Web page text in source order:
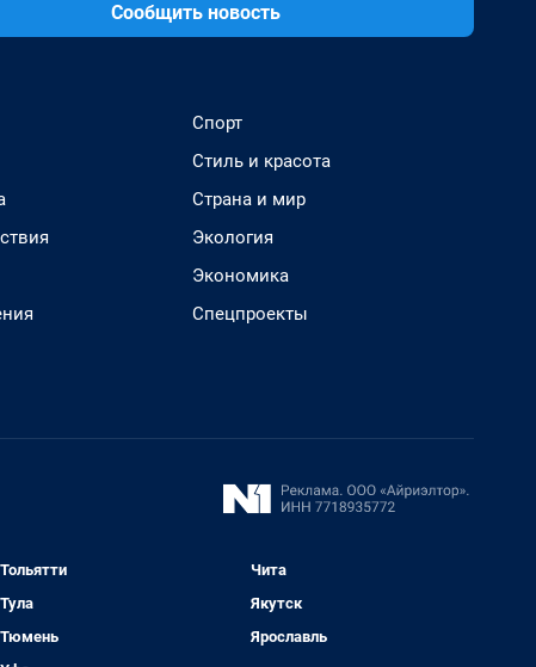
Сообщить новость
Спорт
Стиль и красота
Страна и мир
Экология
Экономика
Спецпроекты
Тольятти
Тула
Тюмень
Чита
Якутск
Ярославль